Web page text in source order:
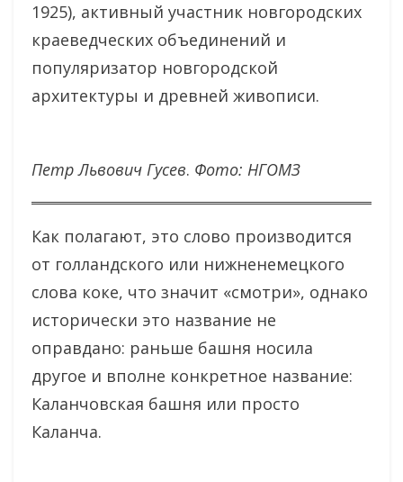
1925), активный участник новгородских
краеведческих объединений и
популяризатор новгородской
архитектуры и древней живописи.
Петр Львович Гусев. Фото: НГОМЗ
Как полагают, это слово производится
от голландского или нижненемецкого
слова коке, что значит «смотри», однако
исторически это название не
оправдано: раньше башня носила
другое и вполне конкретное название:
Каланчовская башня или просто
Каланча.